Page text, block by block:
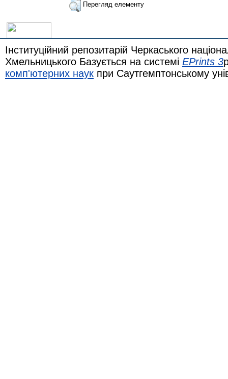
Перегляд елементу
Інституційний репозитарій Черкаського
Хмельницького Базується на системі EPrints 3
комп'ютерних наук при Саутгемптонському